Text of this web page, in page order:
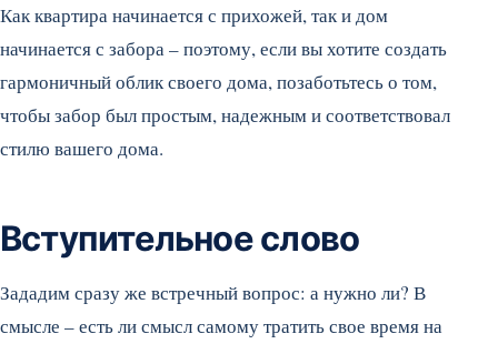
Как квартира начинается с прихожей, так и дом
начинается с забора – поэтому, если вы хотите создать
гармоничный облик своего дома, позаботьтесь о том,
чтобы забор был простым, надежным и соответствовал
стилю вашего дома.
Вступительное слово
Зададим сразу же встречный вопрос: а нужно ли? В
смысле – есть ли смысл самому тратить свое время на